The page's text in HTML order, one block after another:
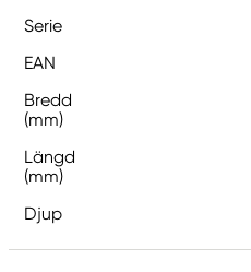
Serie
EAN
Bredd
(mm)
Längd
(mm)
Djup